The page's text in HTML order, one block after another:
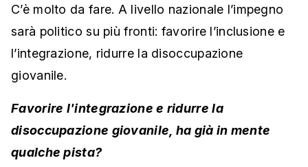
C’è molto da fare. A livello nazionale l’impegno
sarà politico su più fronti: favorire l’inclusione e
l’integrazione, ridurre la disoccupazione
giovanile.
Favorire l'integrazione e ridurre la
disoccupazione giovanile, ha già in mente
qualche pista?